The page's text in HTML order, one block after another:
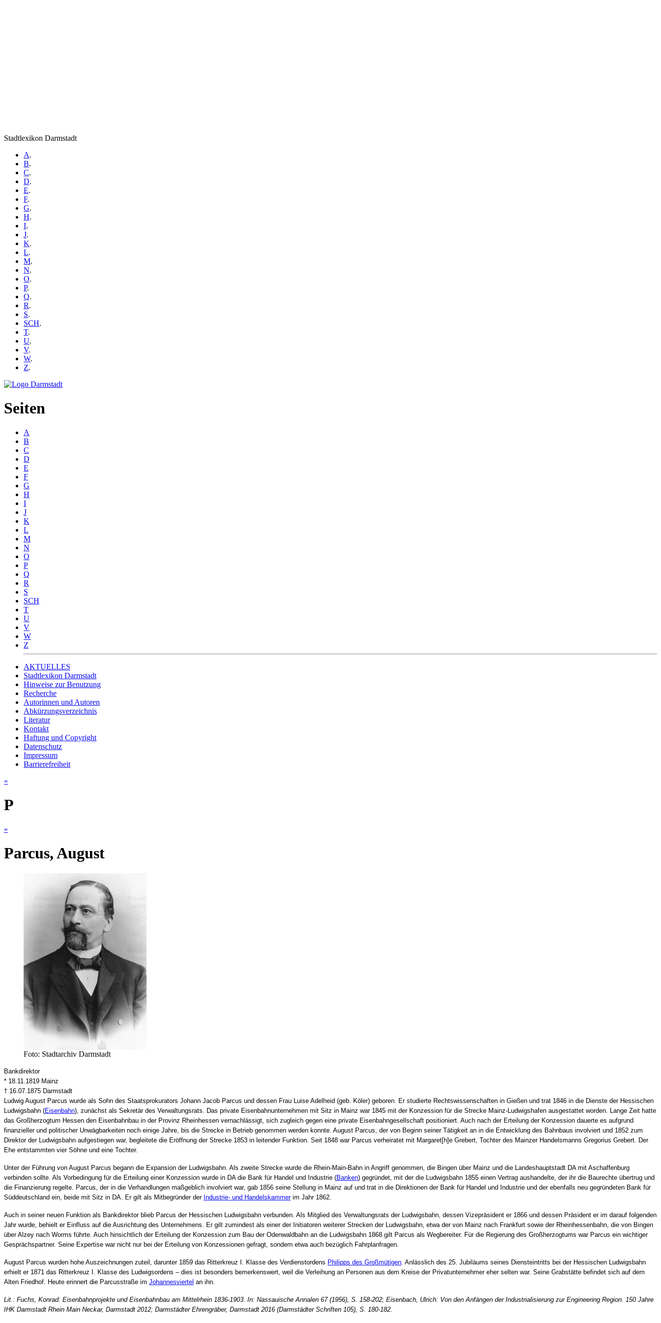
Stadtlexikon Darmstadt
A.
B.
C.
D.
E.
F.
G.
H.
I.
J.
K.
L.
M.
N.
O.
P.
Q.
R.
S.
SCH.
T.
U.
V.
W.
Z.
Seiten
A
B
C
D
E
F
G
H
I
J
K
L
M
N
O
P
Q
R
S
SCH
T
U
V
W
Z
AKTUELLES
Stadtlexikon Darmstadt
Hinweise zur Benutzung
Recherche
Autorinnen und Autoren
Abkürzungsverzeichnis
Literatur
Kontakt
Haftung und Copyright
Datenschutz
Impressum
Barrierefreiheit
«
P
»
Parcus, August
Foto: Stadtarchiv Darmstadt
Bankdirektor
* 18.11.1819 Mainz
† 16.07.1875 Darmstadt
Ludwig August Parcus wurde als Sohn des Staatsprokurators Johann Jacob Parcus und dessen Frau Luise Adelheid (geb. Köler) geboren. Er studierte Rechtswissenschaften in Gießen und trat 1846 in die Dienste der Hessischen
Ludwigsbahn (Eisenbahn), zunächst als Sekretär des Verwaltungsrats. Das private Eisenbahnunternehmen mit Sitz in Mainz war 1845 mit der Konzession für die Strecke Mainz-Ludwigshafen ausgestattet worden. Lange Zeit hatte
das Großherzogtum Hessen den Eisenbahnbau in der Provinz Rheinhessen vernachlässigt, sich zugleich gegen eine private Eisenbahngesellschaft positioniert. Auch nach der Erteilung der Konzession dauerte es aufgrund
finanzieller und politischer Unwägbarkeiten noch einige Jahre, bis die Strecke in Betrieb genommen werden konnte. August Parcus, der von Beginn seiner Tätigkeit an in die Entwicklung des Bahnbaus involviert und 1852 zum
Direktor der Ludwigsbahn aufgestiegen war, begleitete die Eröffnung der Strecke 1853 in leitender Funktion. Seit 1848 war Parcus verheiratet mit Margaret[h]e Grebert, Tochter des Mainzer Handelsmanns Gregorius Grebert. Der
Ehe entstammten vier Söhne und eine Tochter.
Unter der Führung von August Parcus begann die Expansion der Ludwigsbahn. Als zweite Strecke wurde die Rhein-Main-Bahn in Angriff genommen, die Bingen über Mainz und die Landeshauptstadt DA mit Aschaffenburg
verbinden sollte. Als Vorbedingung für die Erteilung einer Konzession wurde in DA die Bank für Handel und Industrie (Banken) gegründet, mit der die Ludwigsbahn 1855 einen Vertrag aushandelte, der ihr die Baurechte übertrug und
die Finanzierung regelte. Parcus, der in die Verhandlungen maßgeblich involviert war, gab 1856 seine Stellung in Mainz auf und trat in die Direktionen der Bank für Handel und Industrie und der ebenfalls neu gegründeten Bank für
Süddeutschland ein, beide mit Sitz in DA. Er gilt als Mitbegründer der Industrie- und Handelskammerim Jahr 1862.
Auch in seiner neuen Funktion als Bankdirektor blieb Parcus der Hessischen Ludwigsbahn verbunden. Als Mitglied des Verwaltungsrats der Ludwigsbahn, dessen Vizepräsident er 1866 und dessen Präsident er im darauf folgenden
Jahr wurde, behielt er Einfluss auf die Ausrichtung des Unternehmens. Er gilt zumindest als einer der Initiatoren weiterer Strecken der Ludwigsbahn, etwa der von Mainz nach Frankfurt sowie der Rheinhessenbahn, die von Bingen
über Alzey nach Worms führte. Auch hinsichtlich der Erteilung der Konzession zum Bau der Odenwaldbahn an die Ludwigsbahn 1868 gilt Parcus als Wegbereiter. Für die Regierung des Großherzogtums war Parcus ein wichtiger
Gesprächspartner. Seine Expertise war nicht nur bei der Erteilung von Konzessionen gefragt, sondern etwa auch bezüglich Fahrplanfragen.
August Parcus wurden hohe Auszeichnungen zuteil, darunter 1859 das Ritterkreuz I. Klasse des Verdienstordens Philipps des Großmütigen . Anlässlich des 25. Jubiläums seines Diensteintritts bei der Hessischen Ludwigsbahn
erhielt er 1871 das Ritterkreuz I. Klasse des Ludwigsordens – dies ist besonders bemerkenswert, weil die Verleihung an Personen aus dem Kreise der Privatunternehmer eher selten war. Seine Grabstätte befindet sich auf dem
Alten Friedhof. Heute erinnert die Parcusstraße im Johannesviertel an ihn.
Lit.: Fuchs, Konrad: Eisenbahnprojekte und Eisenbahnbau am Mittelrhein 1836-1903. In: Nassauische Annalen 67 (1956), S. 158-202; Eisenbach, Ulrich: Von den Anfängen der Industrialisierung zur Engineering Region. 150 Jahre
IHK Darmstadt Rhein Main Neckar, Darmstadt 2012; Darmstädter Ehrengräber, Darmstadt 2016 (Darmstädter Schriften 105), S. 180-182